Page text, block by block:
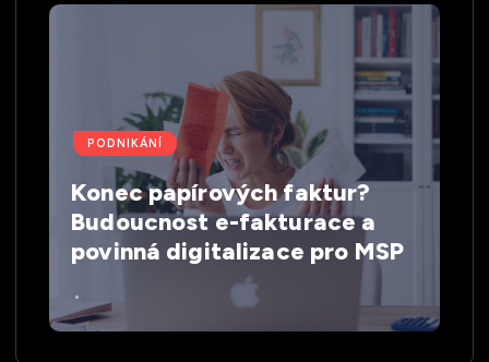
PODNIKÁNÍ
Konec papírových faktur?
Budoucnost e-fakturace a
povinná digitalizace pro MSP